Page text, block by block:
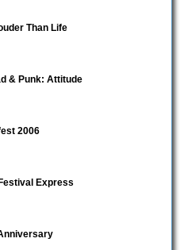
Than Life
& Punk: Attitude
2006
Express